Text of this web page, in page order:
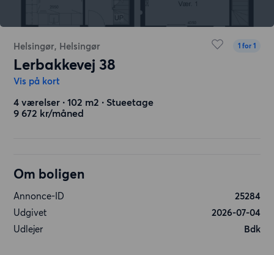
Helsingør, Helsingør 1 for 1
Lerbakkevej 38
Vis på kort
4 værelser ∙ 102 m2 ∙ Stueetage
9 672 kr/måned
Om boligen
Annonce-ID
25284
Udgivet
2026-07-04
Udlejer
Bdk